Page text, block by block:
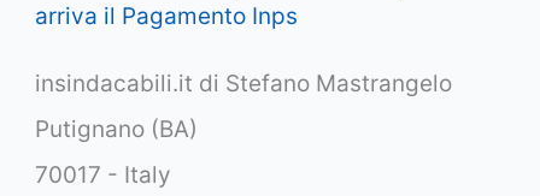
arriva il Pagamento Inps
insindacabili.it di Stefano Mastrangelo
Putignano (BA)
70017 - Italy